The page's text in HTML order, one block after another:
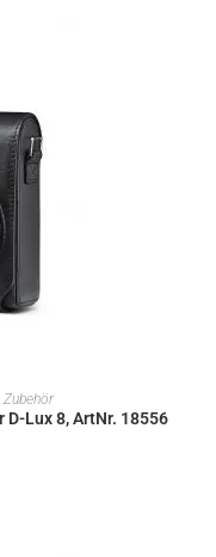
Lux 8, ArtNr. 18556